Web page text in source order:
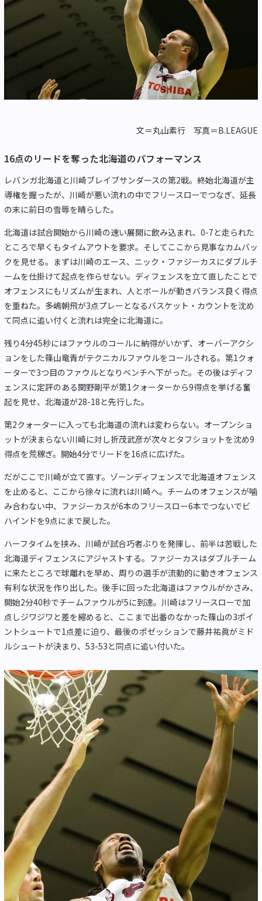
文＝丸山素行 写真＝B.LEAGUE
16点のリードを奪った北海道のパフォーマンス
レバンガ北海道と川崎ブレイブサンダースの第2戦。終始北海道が主
導権を握ったが、川崎が悪い流れの中でフリースローでつなぎ、延長
の末に前日の雪辱を晴らした。
北海道は試合開始から川崎の速い展開に飲み込まれ、0-7と走られた
ところで早くもタイムアウトを要求。そしてここから見事なカムバッ
クを見せる。まずは川崎のエース、ニック・ファジーカスにダブルチ
ームを仕掛けて起点を作らせない。ディフェンスを立て直したことで
オフェンスにもリズムが生まれ、人とボールが動きバランス良く得点
を重ねた。多嶋朝飛が3点プレーとなるバスケット・カウントを沈め
て同点に追い付くと流れは完全に北海道に。
残り4分45秒にはファウルのコールに納得がいかず、オーバーアクシ
ョンをした篠山竜青がテクニカルファウルをコールされる。第1クォ
ーターで3つ目のファウルとなりベンチへ下がった。その後はディフ
ェンスに定評のある関野剛平が第1クォーターから9得点を挙げる奮
起を見せ、北海道が28-18と先行した。
第2クォーターに入っても北海道の流れは変わらない。オープンショ
ットが決まらない川崎に対し折茂武彦が次々とタフショットを沈め9
得点を荒稼ぎ。開始4分でリードを16点に広げた。
だがここで川崎が立て直す。ゾーンディフェンスで北海道オフェンス
を止めると、ここから徐々に流れは川崎へ。チームのオフェンスが噛
み合わない中、ファジーカスが6本のフリースロー6本でつないでビ
ハインドを9点にまで戻した。
ハーフタイムを挟み、川崎が試合巧者ぶりを発揮し、前半は苦戦した
北海道ディフェンスにアジャストする。ファジーカスはダブルチーム
に来たところで球離れを早め、周りの選手が流動的に動きオフェンス
有利な状況を作り出した。後手に回った北海道はファウルがかさみ、
開始2分40秒でチームファウルが5に到達。川崎はフリースローで加
点しジワジワと差を縮めると、ここまで出番のなかった篠山の3ポイ
ントシュートで1点差に迫り、最後のポゼッションで藤井祐眞がミド
ルシュートが決まり、53-53と同点に追い付いた。